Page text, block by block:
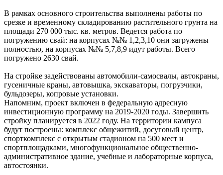
В рамках основного строительства выполнены работы по
срезке и временному складированию растительного грунта на
площади 270 000 тыс. кв. метров. Ведется работа по
погружению свай: на корпусах №№ 1,2,3,10 они загружены
полностью, на корпусах №№ 5,7,8,9 идут работы. Всего
погружено 2630 свай.
На стройке задействованы автомобили-самосвалы, автокраны,
гусеничные краны, автовышка, экскаваторы, погрузчики,
бульдозеры, копровые установки.
Напомним, проект включен в федеральную адресную
инвестиционную программу на 2019-2020 годы. Завершить
стройку планируется в 2022 году. На территории кампуса
будут построены: комплекс общежитий, досуговый центр,
спорткомплекс с открытым стадионом на 500 мест и
спортплощадками, многофункциональное общественно-
административное здание, учебные и лабораторные корпуса,
автостоянки.